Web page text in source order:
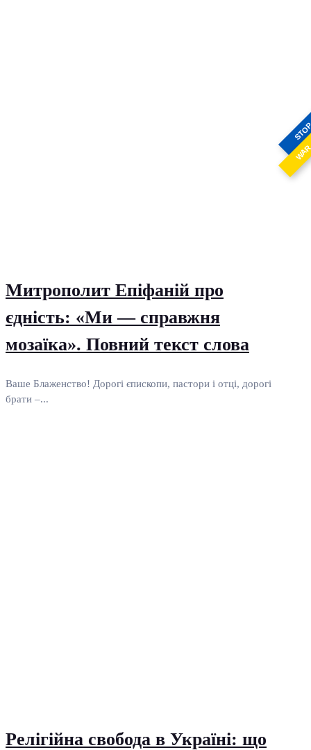
Митрополит Епіфаній про
єдність: «Ми — справжня
мозаїка». Повний текст слова
Ваше Блаженство! Дорогі єпископи, пастори і отці, дорогі
брати –...
Релігійна свобода в Україні: що